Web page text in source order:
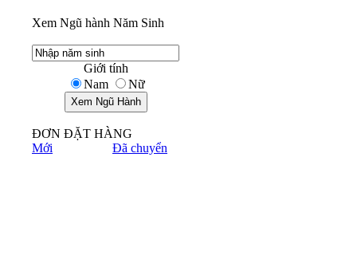
Xem Ngũ hành Năm Sinh
Giới tính
Nam
Nữ
ĐƠN ĐẶT HÀNG
Mới
Đã chuyển